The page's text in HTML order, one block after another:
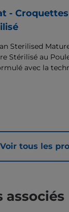
-
Sterilised
Stérilisé au
avec la
Voir tous les
associés